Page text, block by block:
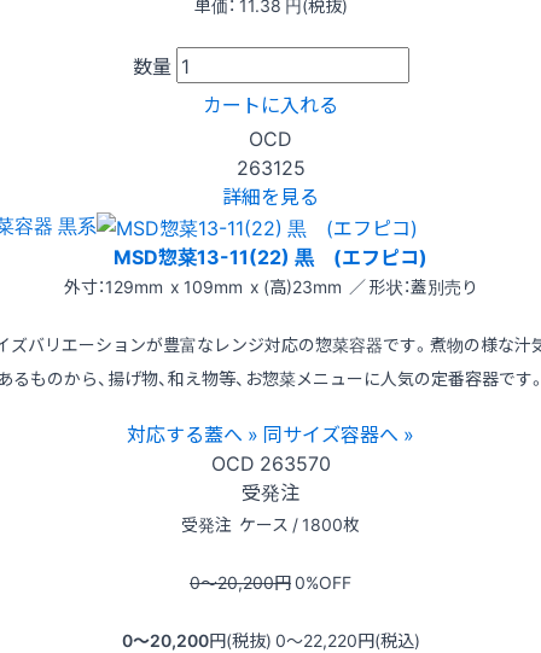
数量
カートに入れる
OCD
263125
詳細を見る
容器 黒系
MSD惣菜13-11(22) 黒 (エフピコ)
外寸：129mm x 109mm x (高)23mm ／ 形状：蓋別売り
ズバリエーションが豊富なレンジ対応の惣菜容器です。煮物の様な汁
るものから、揚げ物、和え物等、お惣菜メニューに人気の定番容器です
対応する蓋へ » 同サイズ容器へ »
OCD 263570
受発注
受発注 ケース / 1800枚
0〜20,200円0%OFF
0〜20,200円(税抜) 0〜22,220円(税込)